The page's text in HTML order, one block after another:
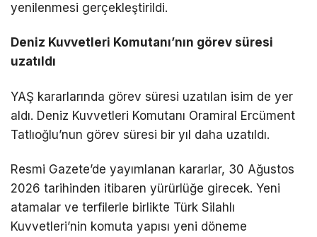
yenilenmesi gerçekleştirildi.
Deniz Kuvvetleri Komutanı’nın görev süresi
uzatıldı
YAŞ kararlarında görev süresi uzatılan isim de yer
aldı. Deniz Kuvvetleri Komutanı Oramiral Ercüment
Tatlıoğlu’nun görev süresi bir yıl daha uzatıldı.
Resmi Gazete’de yayımlanan kararlar, 30 Ağustos
2026 tarihinden itibaren yürürlüğe girecek. Yeni
atamalar ve terfilerle birlikte Türk Silahlı
Kuvvetleri’nin komuta yapısı yeni döneme